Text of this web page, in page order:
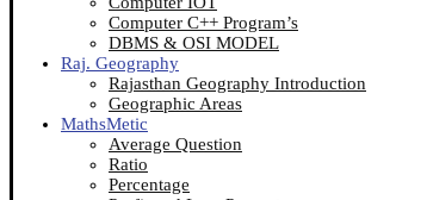
Computer C++ Program’s
DBMS & OSI MODEL
Raj. Geography
Rajasthan Geography Introduction
Geographic Areas
MathsMetic
Average Question
Ratio
Percentage